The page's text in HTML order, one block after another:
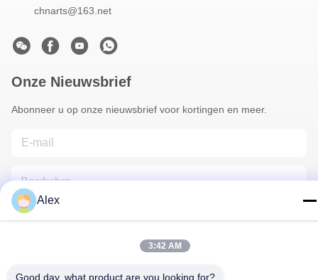
chnarts@163.net
Onze Nieuwsbrief
Abonneer u op onze nieuwsbrief voor kortingen en meer.
Alex
3:42 AM
Good day, what product are you looking for?